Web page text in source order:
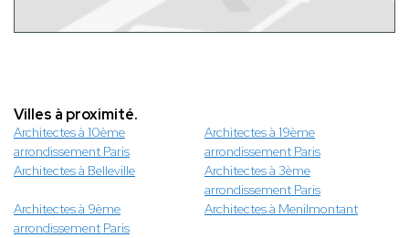
Villes à proximité.
Architectes à 10ème
arrondissement Paris
Architectes à 19ème
arrondissement Paris
Architectes à Belleville
Architectes à 3ème
arrondissement Paris
Architectes à 9ème
arrondissement Paris
Architectes à Menilmontant